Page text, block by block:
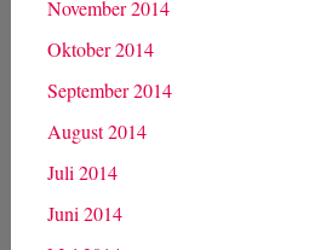
Juni 2015
Mai 2015
April 2015
März 2015
Februar 2015
Januar 2015